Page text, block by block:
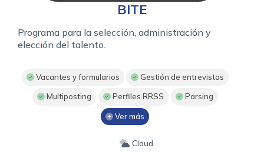
BITE
Programa para la selección, administración y
elección del talento.
Vacantes y formularios Gestión de entrevistas
Multiposting Perfiles RRSS Parsing
Ver más
Cloud